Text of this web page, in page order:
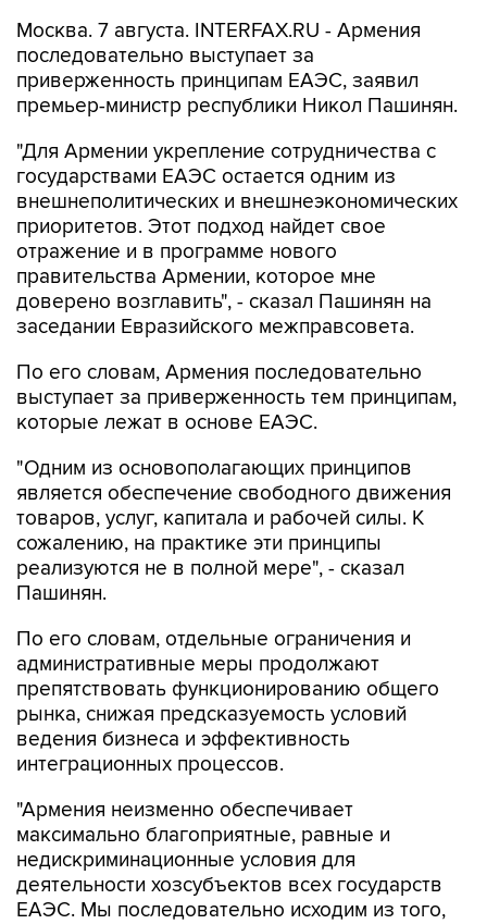
Москва. 7 августа. INTERFAX.RU - Армения
последовательно выступает за
приверженность принципам ЕАЭС, заявил
премьер-министр республики Никол Пашинян.
"Для Армении укрепление сотрудничества с
государствами ЕАЭС остается одним из
внешнеполитических и внешнеэкономических
приоритетов. Этот подход найдет свое
отражение и в программе нового
правительства Армении, которое мне
доверено возглавить", - сказал Пашинян на
заседании Евразийского межправсовета.
По его словам, Армения последовательно
выступает за приверженность тем принципам,
которые лежат в основе ЕАЭС.
"Одним из основополагающих принципов
является обеспечение свободного движения
товаров, услуг, капитала и рабочей силы. К
сожалению, на практике эти принципы
реализуются не в полной мере", - сказал
Пашинян.
По его словам, отдельные ограничения и
административные меры продолжают
препятствовать функционированию общего
рынка, снижая предсказуемость условий
ведения бизнеса и эффективность
интеграционных процессов.
"Армения неизменно обеспечивает
максимально благоприятные, равные и
недискриминационные условия для
деятельности хозсубъектов всех государств
ЕАЭС. Мы последовательно исходим из того,